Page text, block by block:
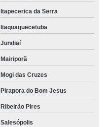
Itapecerica da Serra
Itaquaquecetuba
Jundiaí
Mairiporã
Mogi das Cruzes
Pirapora do Bom Jesus
Ribeirão Pires
Salesópolis